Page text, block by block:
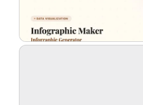
更新情報